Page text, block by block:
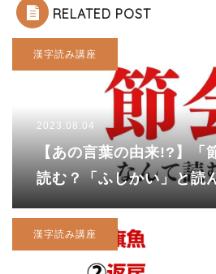
RELATED POST
漢字読み講座
2023.08.04
【あの言葉の由来!?】「
読む？「ふしかい」と読
漢字読み講座